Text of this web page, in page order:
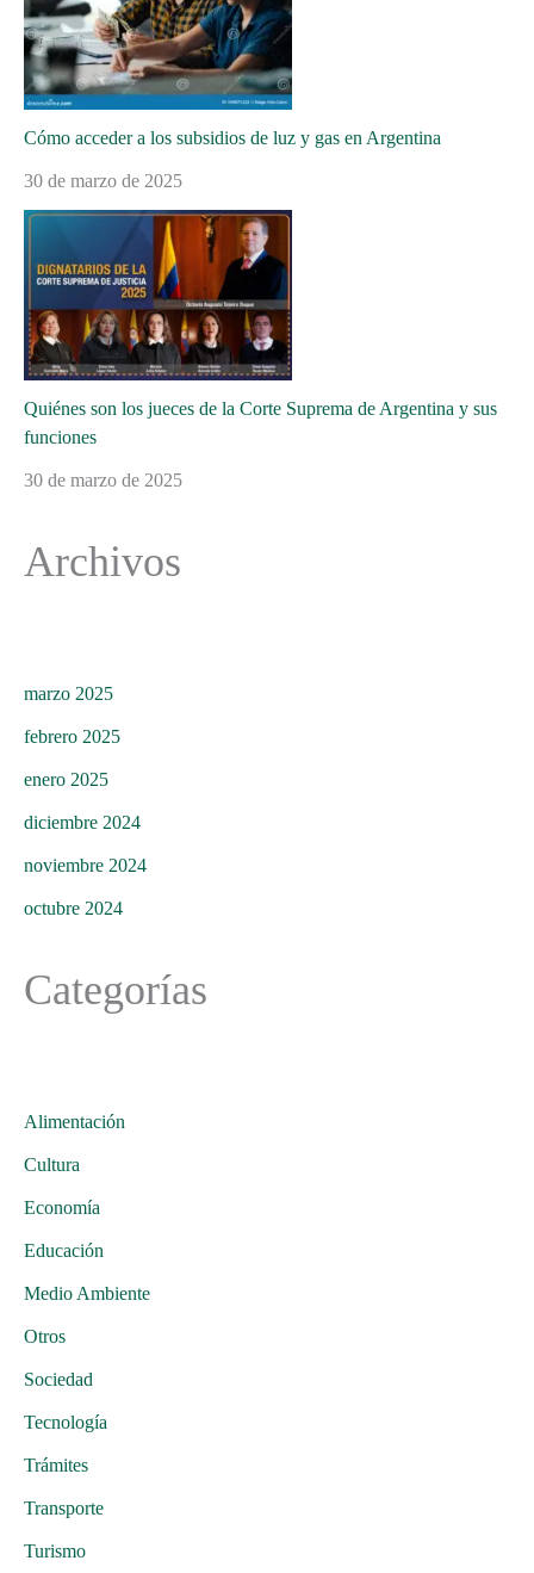
Cómo acceder a los subsidios de luz y gas en Argentina
30 de marzo de 2025
Quiénes son los jueces de la Corte Suprema de Argentina y sus
funciones
30 de marzo de 2025
Archivos
marzo 2025
febrero 2025
enero 2025
diciembre 2024
noviembre 2024
octubre 2024
Categorías
Alimentación
Cultura
Economía
Educación
Medio Ambiente
Otros
Sociedad
Tecnología
Trámites
Transporte
Turismo